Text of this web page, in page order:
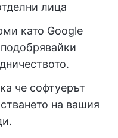
лица
като Google
че софтуерът
на вашия